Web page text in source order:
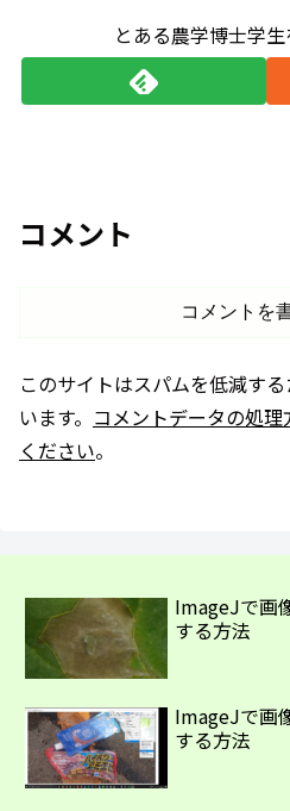
とある農学博士学
コメント
コメントを
このサイトはスパムを低減す
います。 コメントデータの処
ください。
ImageJで画
する方法
ImageJで画
する方法